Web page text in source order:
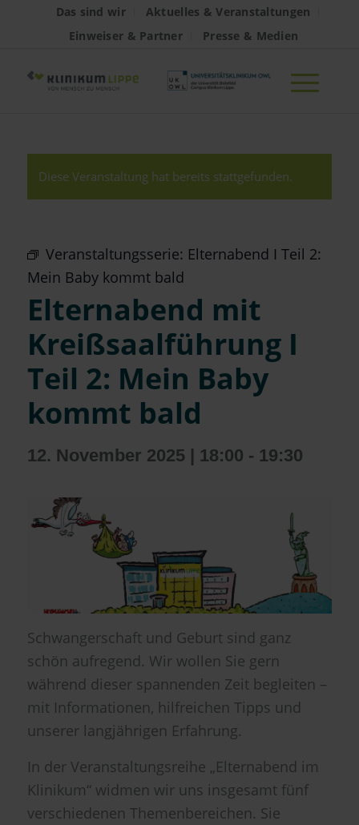
Das sind wir
Aktuelles & Veranstaltungen
Einweiser & Partner
Presse & Medien
Diese Veranstaltung hat bereits stattgefunden.
Veranstaltungsserie: Elternabend I Teil 2:
Mein Baby kommt bald
Elternabend mit
Kreißsaalführung I
Teil 2: Mein Baby
kommt bald
12. November 2025 | 18:00 - 19:30
Schwangerschaft und Geburt sind ganz
schön aufregend. Wir wollen Sie gern
während dieser spannenden Zeit begleiten –
mit Informationen, hilfreichen Tipps und
unserer langjährigen Erfahrung.
In der Veranstaltungsreihe „Elternabend im
Klinikum“ widmen wir uns insgesamt fünf
verschiedenen Themenbereichen. Sie